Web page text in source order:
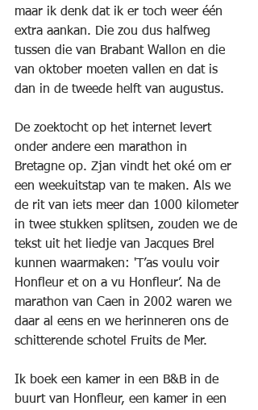
maar ik denk dat ik er toch weer één
extra aankan. Die zou dus halfweg
tussen die van Brabant Wallon en die
van oktober moeten vallen en dat is
dan in de tweede helft van augustus.
De zoektocht op het internet levert
onder andere een marathon in
Bretagne op. Zjan vindt het oké om er
een weekuitstap van te maken. Als we
de rit van iets meer dan 1000 kilometer
in twee stukken splitsen, zouden we de
tekst uit het liedje van Jacques Brel
kunnen waarmaken: 'T’as voulu voir
Honfleur et on a vu Honfleur’. Na de
marathon van Caen in 2002 waren we
daar al eens en we herinneren ons de
schitterende schotel Fruits de Mer.
Ik boek een kamer in een B&B in de
buurt van Honfleur, een kamer in een